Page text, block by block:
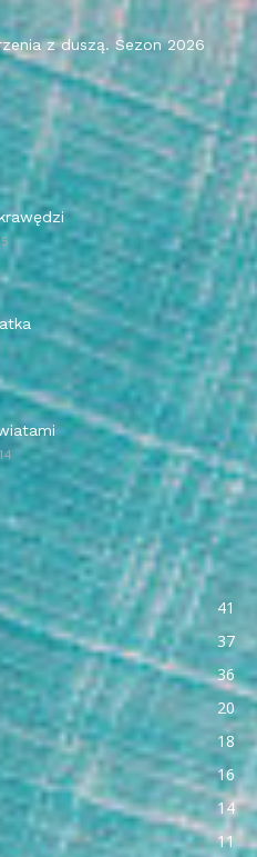
z duszą. Sezon 2026
41
37
36
20
18
16
14
11